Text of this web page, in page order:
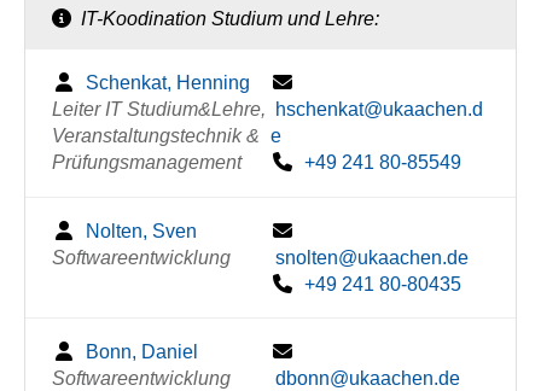
IT-Koodination Studium und Lehre:
Schenkat, Henning
Leiter IT Studium&Lehre,
Veranstaltungstechnik &
Prüfungsmanagement
hschenkat@ukaachen.d
e
+49 241 80-85549
Nolten, Sven
Softwareentwicklung
snolten@ukaachen.de
+49 241 80-80435
Bonn, Daniel
Softwareentwicklung
dbonn@ukaachen.de